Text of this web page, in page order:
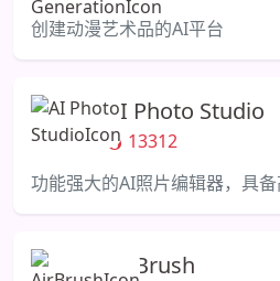
创建动漫艺术品的AI平台
AI Photo Studio
13312
功能强大的AI照片编辑器，具备
AirBrush